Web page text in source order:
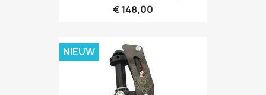
€ 148,00
NIEUW